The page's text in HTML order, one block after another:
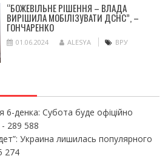
“БОЖЕВІЛЬНЕ РІШЕННЯ – ВЛАДА
ВИРІШИЛА МОБІЛІЗУВАТИ ДСНС”, –
ГОНЧАРЕНКО
01.06.2024 ALESYA ВРУ
6-денка: Субота буде офіційно
289 588
Украина лишилась популярного
274